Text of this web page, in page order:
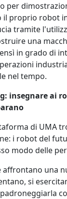
per
il proprio robot
tramite
una
in grado di
nel tempo.
insegnare ai
di UMA
i robot del
modo delle
affrontano una
si